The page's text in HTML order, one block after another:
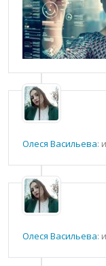
Олеся Васильева:
Олеся Васильева: